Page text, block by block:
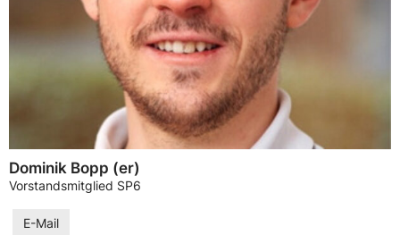
Dominik Bopp (er)
Vorstandsmitglied SP6
E-Mail